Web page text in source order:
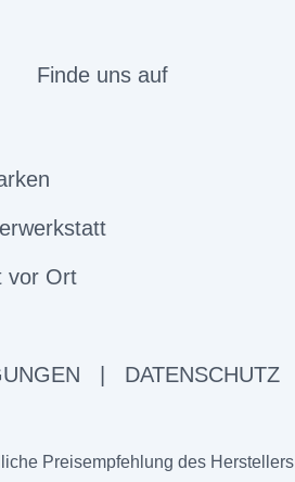
Finde uns auf
vor Ort
DATENSCHUTZ
Preisempfehlung des Herstellers